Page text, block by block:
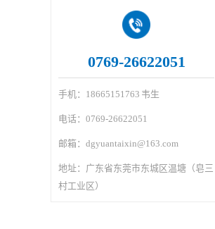
0769-26622051
手机：18665151763 韦生
电话：0769-26622051
邮箱：dgyuantaixin@163.com
地址：广东省东莞市东城区温塘（皂三
村工业区）